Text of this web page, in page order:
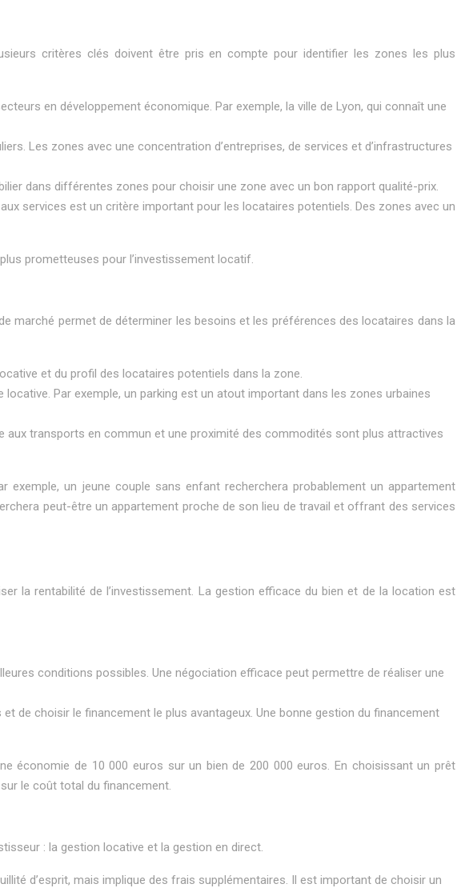
critères clés doivent être pris en compte pour identifier les zones les plus
en développement économique. Par exemple, la ville de Lyon, qui connaît une
Les zones avec une concentration d’entreprises, de services et d’infrastructures
dans différentes zones pour choisir une zone avec un bon rapport qualité-prix.
services est un critère important pour les locataires potentiels. Des zones avec un
prometteuses pour l’investissement locatif.
marché permet de déterminer les besoins et les préférences des locataires dans la
et du profil des locataires potentiels dans la zone.
Par exemple, un parking est un atout important dans les zones urbaines
transports en commun et une proximité des commodités sont plus attractives
un jeune couple sans enfant recherchera probablement un appartement
peut-être un appartement proche de son lieu de travail et offrant des services
la rentabilité de l’investissement. La gestion efficace du bien et de la location est
conditions possibles. Une négociation efficace peut permettre de réaliser une
de choisir le financement le plus avantageux. Une bonne gestion du financement
économie de 10 000 euros sur un bien de 200 000 euros. En choisissant un prêt
le coût total du financement.
: la gestion locative et la gestion en direct.
d’esprit, mais implique des frais supplémentaires. Il est important de choisir un